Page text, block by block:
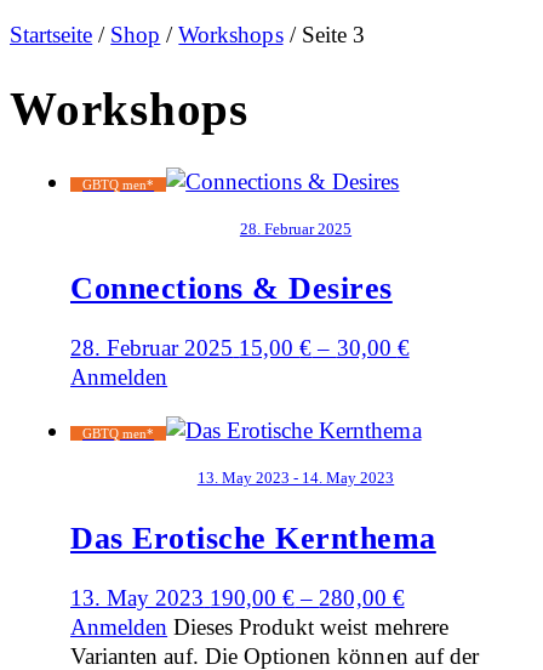
Startseite / Shop /Workshops/ Seite 3
Workshops
GBTQ men*
28. Februar 2025
Connections & Desires
28. Februar 2025 15,00€– 30,00 €
Anmelden
GBTQ men*
13. May 2023 - 14. May 2023
Das Erotische Kernthema
13. May 2023 190,00€– 280,00 €
Anmelden Dieses Produkt weist mehrere
Varianten auf. Die Optionen können auf der